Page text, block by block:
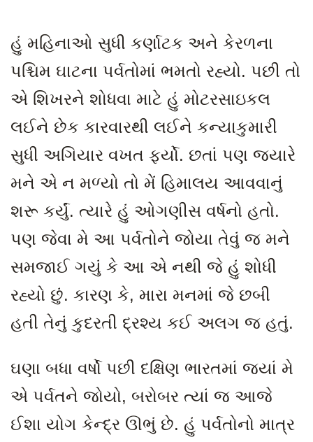
હું મહિનાઓ સુધી કર્ણાટક અને કેરળના
પશ્ચિમ ઘાટના પર્વતોમાં ભમતો રહ્યો. પછી તો
એ શિખરને શોધવા માટે હું મોટરસાઇકલ
લઈને છેક કારવારથી લઈને કન્યાકુમારી
સુધી અગિયાર વખત ફર્યો. છતાં પણ જ્યારે
મને એ ન મળ્યો તો મેં હિમાલય આવવાનું
શરૂ કર્યું. ત્યારે હું ઓગણીસ વર્ષનો હતો.
પણ જેવા મે આ પર્વતોને જોયા તેવું જ મને
સમજાઈ ગયું કે આ એ નથી જે હું શોધી
રહ્યો છું. કારણ કે, મારા મનમાં જે છબી
હતી તેનું કુદરતી દ્રશ્ય કઈ અલગ જ હતું.
ઘણા બધા વર્ષો પછી દક્ષિણ ભારતમાં જ્યાં મે
એ પર્વતને જોયો, બરોબર ત્યાં જ આજે
ઈશા યોગ કેન્દ્ર ઊભું છે. હું પર્વતોનો માત્ર